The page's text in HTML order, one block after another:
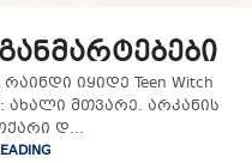
განმარტებები
იყიდე Teen Witch
ახალი მთვარე. არკანის
დ...